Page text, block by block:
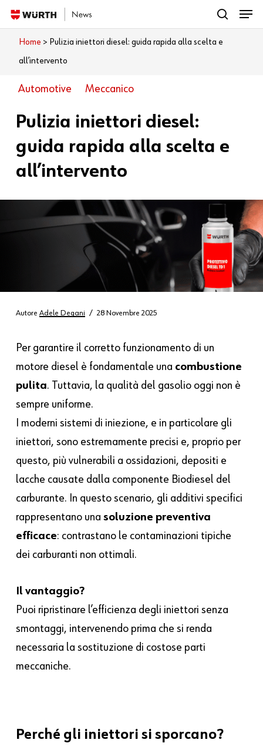
Skip
to
main
content
Cosa vuoi leggere?
search
Menu
Home > Pulizia iniettori diesel: guida rapida alla scelta e
all’intervento
Automotive Meccanico
Pulizia iniettori diesel:
guida rapida alla scelta e
all’intervento
Autore Adele Degani 28 Novembre 2025
Per garantire il corretto funzionamento di un
motore diesel è fondamentale una combustione
pulita. Tuttavia, la qualità del gasolio oggi non è
sempre uniforme.
I moderni sistemi di iniezione, e in particolare gli
iniettori, sono estremamente precisi e, proprio per
questo, più vulnerabili a ossidazioni, depositi e
lacche causate dalla componente Biodiesel del
carburante. In questo scenario, gli additivi specifici
rappresentano una soluzione preventiva
efficace: contrastano le contaminazioni tipiche
dei carburanti non ottimali.
Il vantaggio?
Puoi ripristinare l’efficienza degli iniettori senza
smontaggi, intervenendo prima che si renda
necessaria la sostituzione di costose parti
meccaniche.
Perché gli iniettori si sporcano?